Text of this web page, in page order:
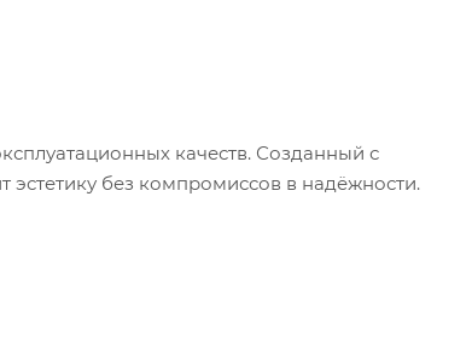
качеств. Созданный с
без компромиссов в надёжности.